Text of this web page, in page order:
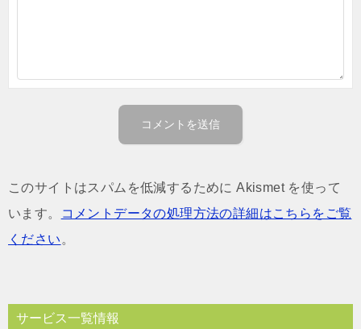
このサイトはスパムを低減するために Akismet を使って
います。
コメントデータの処理方法の詳細はこちらをご覧
ください 。
サービス一覧情報